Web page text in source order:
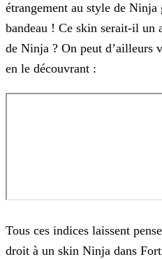
étrangement au style de Ninja
bandeau ! Ce skin serait-il un
de Ninja ? On peut d’ailleurs
en le découvrant :
Tous ces indices laissent
droit à un skin Ninja dans